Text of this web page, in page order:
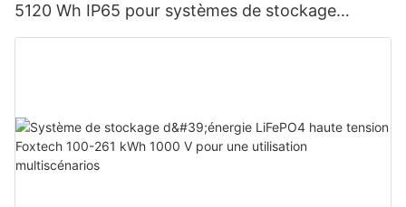
5120 Wh IP65 pour systèmes de stockage
d'énergie solaire domestique